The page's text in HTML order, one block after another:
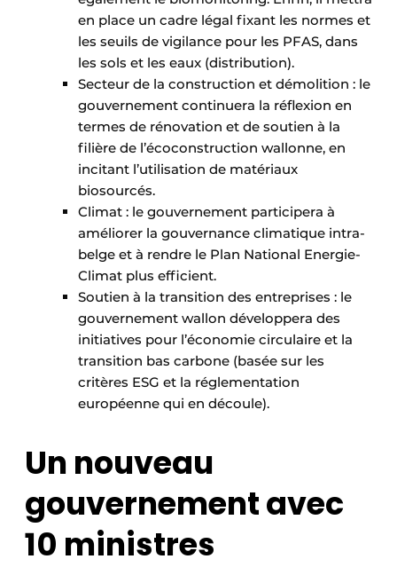
en place un cadre légal fixant les normes et
les seuils de vigilance pour les PFAS, dans
les sols et les eaux (distribution).
Secteur de la construction et démolition : le
gouvernement continuera la réflexion en
termes de rénovation et de soutien à la
filière de l’écoconstruction wallonne, en
incitant l’utilisation de matériaux
biosourcés.
Climat : le gouvernement participera à
améliorer la gouvernance climatique intra-
belge et à rendre le Plan National Energie-
Climat plus efficient.
Soutien à la transition des entreprises : le
gouvernement wallon développera des
initiatives pour l’économie circulaire et la
transition bas carbone (basée sur les
critères ESG et la réglementation
européenne qui en découle).
Un nouveau
gouvernement avec
10 ministres